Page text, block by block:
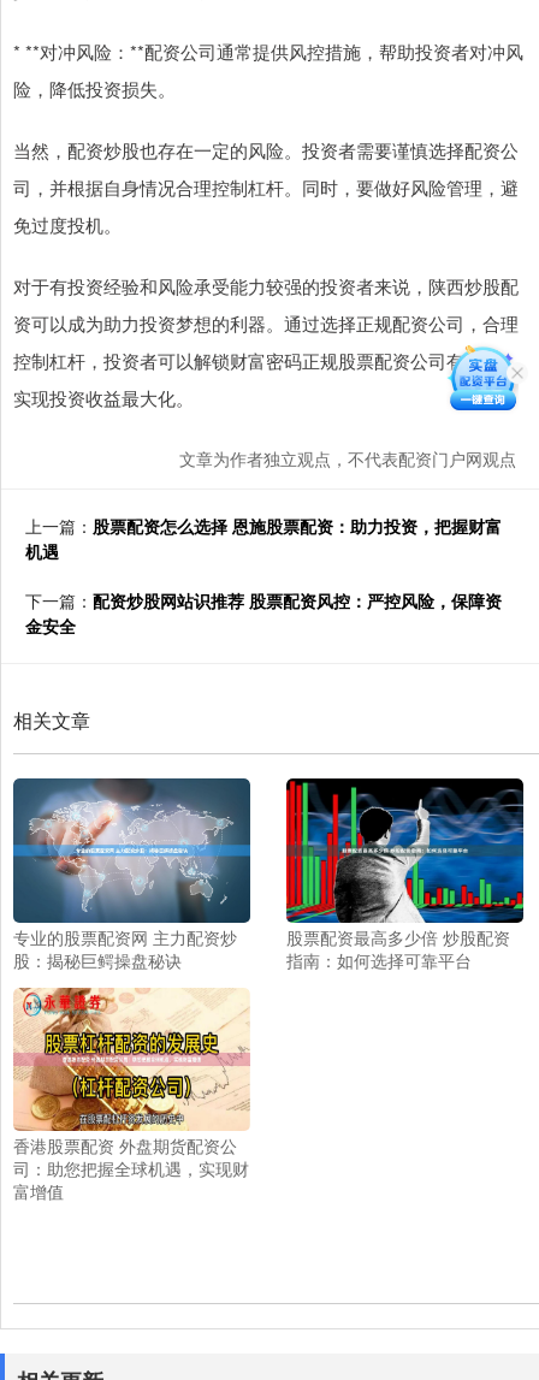
* **对冲风险：**配资公司通常提供风控措施，帮助投资者对冲风
险，降低投资损失。
当然，配资炒股也存在一定的风险。投资者需要谨慎选择配资公
司，并根据自身情况合理控制杠杆。同时，要做好风险管理，避
免过度投机。
对于有投资经验和风险承受能力较强的投资者来说，陕西炒股配
资可以成为助力投资梦想的利器。通过选择正规配资公司，合理
控制杠杆，投资者可以解锁财富密码正规股票配资公司有哪些，
实现投资收益最大化。
文章为作者独立观点，不代表配资门户网观点
上一篇： 股票配资怎么选择 恩施股票配资：助力投资，把握财富
机遇
下一篇： 配资炒股网站识推荐 股票配资风控：严控风险，保障资
金安全
相关文章
专业的股票配资网 主力配资炒
股：揭秘巨鳄操盘秘诀
股票配资最高多少倍 炒股配资
指南：如何选择可靠平台
香港股票配资 外盘期货配资公
司：助您把握全球机遇，实现财
富增值